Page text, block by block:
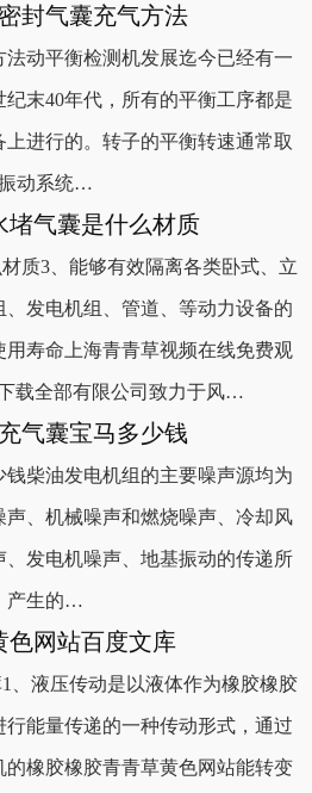
封气囊充气方法
动平衡检测机发展迄今已经有一
末40年代，所有的平衡工序都是
进行的。转子的平衡转速通常取
动系统…
堵气囊是什么材质
质3、能够有效隔离各类卧式、立
发电机组、管道、等动力设备的
寿命上海青青草视频在线免费观
载全部有限公司致力于风…
气囊宝马多少钱
柴油发电机组的主要噪声源均为
、机械噪声和燃烧噪声、冷却风
、发电机噪声、地基振动的传递所
产生的…
色网站百度文库
、液压传动是以液体作为橡胶橡胶
能量传递的一种传动形式，通过
橡胶橡胶青青草黄色网站能转变